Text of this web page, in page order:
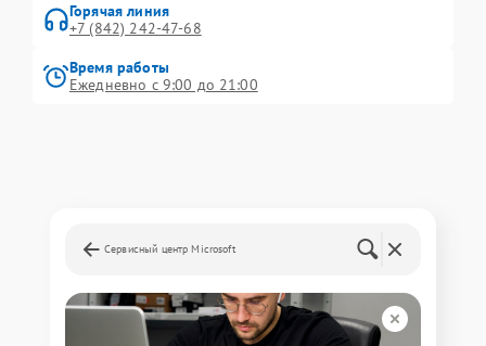
Горячая линия
+7 (842) 242-47-68
Время работы
Ежедневно с 9:00 до 21:00
Сервисный центр Microsoft